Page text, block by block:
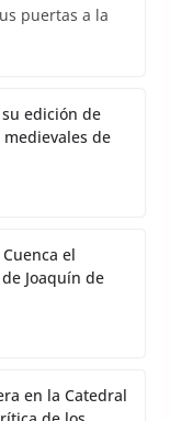
puertas a la
edición de
medievales de
el
Joaquín de
en la Catedral